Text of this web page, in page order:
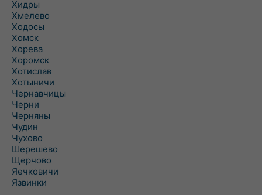
Хидры
Хмелево
Ходосы
Хомск
Хорева
Хоромск
Хотислав
Хотыничи
Чернавчицы
Черни
Черняны
Чудин
Чухово
Шерешево
Щерчово
Яечковичи
Язвинки